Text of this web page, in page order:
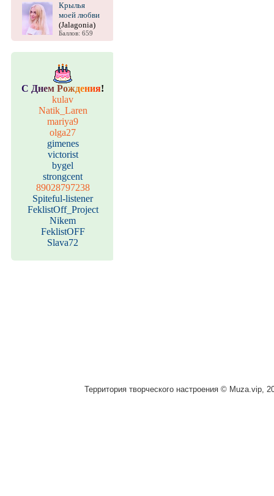
Крылья
моей любви
(Jalagonia)
Баллов: 659
С Днем Рождения!
kulav
Natik_Laren
mariya9
olga27
gimenes
victorist
bygel
strongcent
89028797238
Spiteful-listener
FeklistOff_Project
Nikem
FeklistOFF
Slava72
Территория творческого настроения © Muza.vip,